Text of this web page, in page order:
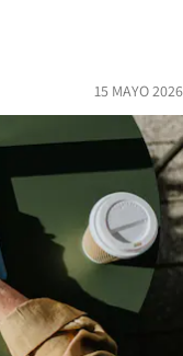
15 MAYO 2026